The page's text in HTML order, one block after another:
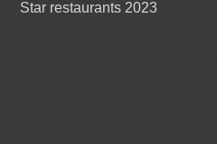
Star restaurants 2023